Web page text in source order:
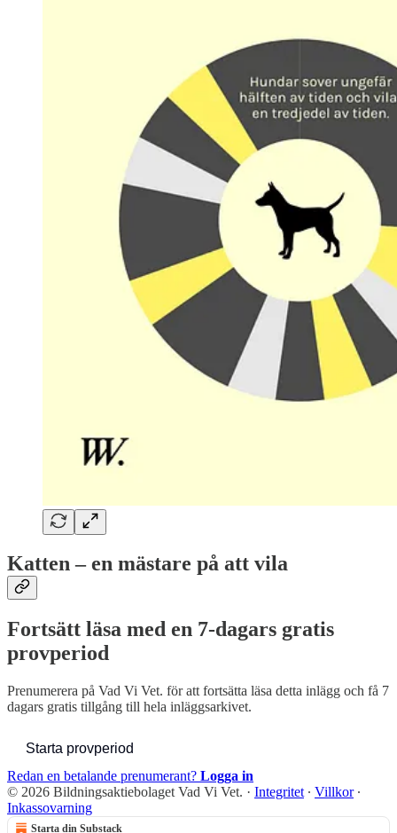
Katten – en mästare på att vila
Fortsätt läsa med en 7-dagars gratis
provperiod
Prenumerera på Vad Vi Vet. för att fortsätta läsa detta inlägg och få 7
dagars gratis tillgång till hela inläggsarkivet.
Starta provperiod
Redan en betalande prenumerant? Logga in
© 2026 Bildningsaktiebolaget Vad Vi Vet. · Integritet ∙ Villkor∙
Inkassovarning
Starta din Substack